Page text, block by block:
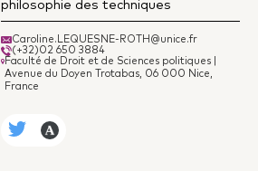
Caroline.LEQUESNE-ROTH@unice.fr
(+32)02 650 3884
Faculté de Droit et de Sciences politiques |
Avenue du Doyen Trotabas, 06 000 Nice,
France